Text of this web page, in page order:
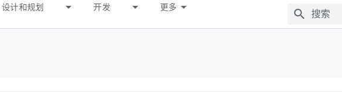
设计和规划 开发 更多